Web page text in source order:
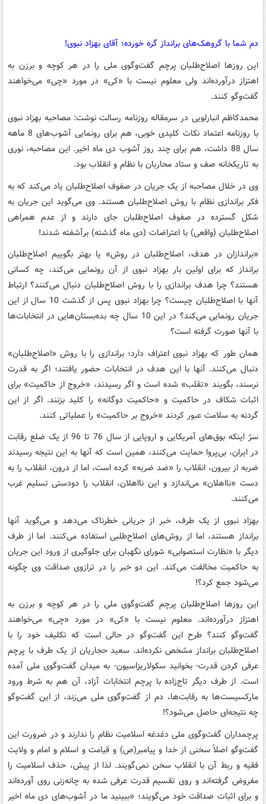
دم شما با گروهک‌های برانداز گره خورده؛ آقای بهزاد نبوی!
این روزها اصلاح‌طلبان پرچم گفت‌وگوی ملی را در هر کوچه و برزن به
اهتزاز درآورده‌اند ولی معلوم نیست با «کی» در مورد «چی» می‌خواهند
گفت‌وگو کنند.
محمدکاظم انبارلویی در سرمقاله روزنامه رسالت نوشت: مصاحبه بهزاد نبوی
با روزنامه اعتماد نکات کلیدی خوبی، هم برای رونمایی آشوب‌های 8 ماهه
سال 88 داشت، هم برای چند روز آشوب دی ماه اخیر. این مصاحبه، نوری
به تاریکخانه صف و ستاد محاربان با نظام و انقلاب بود.
وی در خلال مصاحبه از یک جریان در صفوف اصلاح‌طلبان یاد می‌کند که به
فکر براندازی نظام با روش اصلاح‌طلبان هستند. وی می‌گوید این جریان به
شکل گسترده در صفوف اصلاح‌طلبان جای دارند و از عدم همراهی
اصلاح‌طلبان (واقعی) با اعتراضات (دی ماه گذشته) برآشفته شدند!
«براندازان در هدف، اصلاح‌طلبان در روش» یا بهتر بگوییم اصلاح‌طلبان
برانداز که برای اولین بار بهزاد نبوی از آن رونمایی می‌کند، چه کسانی
هستند؟ چرا هدف براندازی را با روش اصلاح‌طلبان دنبال می‌کنند؟ ارتباط
آنها با اصلاح‌طلبان چیست؟ چرا بهزاد نبوی پس از گذشت 10 سال از این
جریان رونمایی می‌کند؟ در این 10 سال چه بده‌بستان‌هایی در انتخابات‌ها
با آنها صورت گرفته است؟
همان طور که بهزاد نبوی اعتراف دارد؛ براندازی را با روش «اصلاح‌طلبان»
دنبال می‌کنند. آنها با این هدف در انتخابات حضور یافتند؛ اگر به قدرت
نرسند، بگویند «تقلب» شده است و اگر رسیدند، «خروج از حاکمیت» برای
اثبات شکاف در حاکمیت و «حاکمیت دوگانه» را کلید بزنند. اگر از این
گردنه به سلامت عبور کردند «خروج بر حاکمیت» را عملیاتی کنند.
سرّ اینکه بوق‌های آمریکایی و اروپایی از سال 76 تا 96 از یک ضلع رقابت
در ایران، بی‌پروا حمایت می‌کنند، همین است که آنها به این نتیجه رسیدند
ضربه از بیرون، انقلاب را «ضد ضربه» کرده است، اما از درون، انقلاب را به
دست «نااهلان» می‌اندازد و این نااهلان، انقلاب را دودستی تسلیم غرب
می‌کنند.
بهزاد نبوی از یک طرف، خبر از جریانی خطرناک می‌دهد و می‌گوید آنها
برانداز هستند، اما از روش‌های اصلاح‌طلبی استفاده می‌کنند. اما از طرف
دیگر با «نظارت استصوابی» شورای نگهبان برای جلوگیری از ورود این جریان
به حاکمیت مخالفت می‌کند. این دو خبر را در ترازوی صداقت وی چگونه
می‌شود جمع کرد؟!
این روزها اصلاح‌طلبان پرچم گفت‌وگوی ملی را در هر کوچه و برزن به
اهتزاز درآورده‌اند. معلوم نیست با «کی» در مورد «چی» می‌خواهند
گفت‌وگو کنند؟ طرح این گفت‌وگو در حالی است که تکلیف خود را با
اصلاح‌طلبان برانداز مشخص نکرده‌اند. سعید حجاریان از یک طرف با پرچم
عرفی کردن قدرت- بخوانید سکولاریزاسیون- به میدان گفت‌وگوی ملی آمده
است. از طرف دیگر تاج‌زاده با پرچم انتخابات آزاد، آن هم به شرط ورود
مارکسیست‌ها به رقابت‌ها، دم از گفت‌وگوی ملی می‌زند، از این گفت‌وگو
چه نتیجه‌ای حاصل می‌شود؟!
پرچمداران گفت‌وگوی ملی دغدغه اسلامیت نظام را ندارند و در ضرورت این
گفت‌وگو اصلاً سخنی از خدا و پیامبر(ص) و قیامت و اسلام و امام و ولایت
فقیه و ربط آن با انقلاب سخن نمی‌گویند. لذا از پیش، حذف اسلامیت را
مفروض گرفته‌اند و روی تقسیم قدرت عرفی شده به چانه‌زنی روی آورده‌اند
و برای اثبات صداقت خود می‌گویند؛ «ببینید ما در آشوب‌های دی ماه اخیر